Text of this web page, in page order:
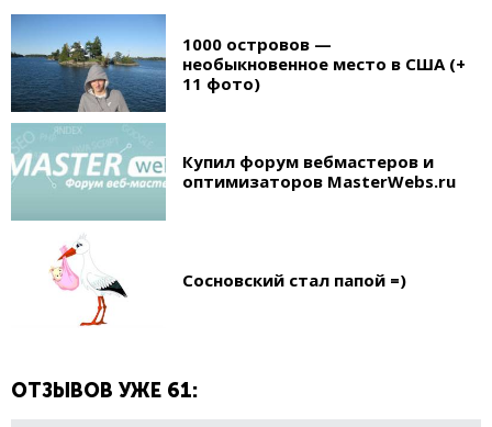
1000 островов —
необыкновенное место в США (+
11 фото)
Купил форум вебмастеров и
оптимизаторов MasterWebs.ru
Сосновский стал папой =)
ОТЗЫВОВ УЖЕ 61: